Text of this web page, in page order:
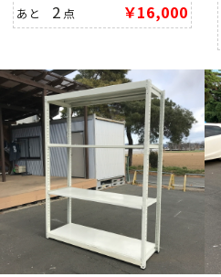
あと 2 点 ￥16,000